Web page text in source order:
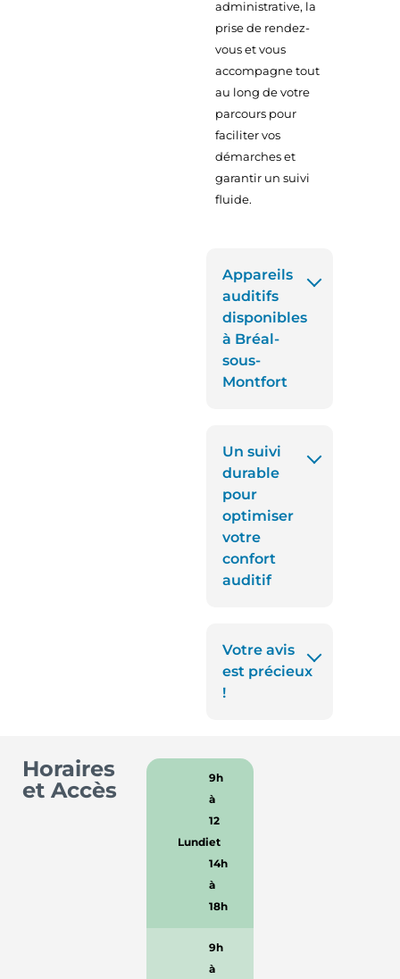
administrative, la
prise de rendez-
vous et vous
accompagne tout
au long de votre
parcours pour
faciliter vos
démarches et
garantir un suivi
fluide.
Appareils
auditifs
disponibles
à Bréal-
sous-
Montfort
Un suivi
durable
pour
optimiser
votre
confort
auditif
Votre avis
est précieux
!
Horaires
et Accès
Lundi
9h
à
12
et
14h
à
18h
9h
à